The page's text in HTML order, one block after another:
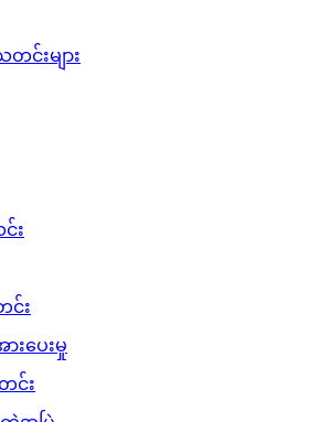
းများ
း
း
းပေးမှု
င်း